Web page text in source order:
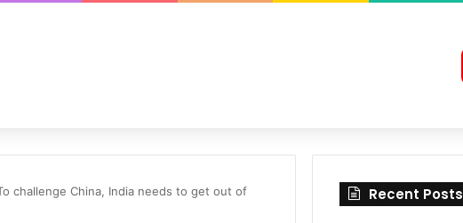
challenge China, India needs to get out of
Recent Posts